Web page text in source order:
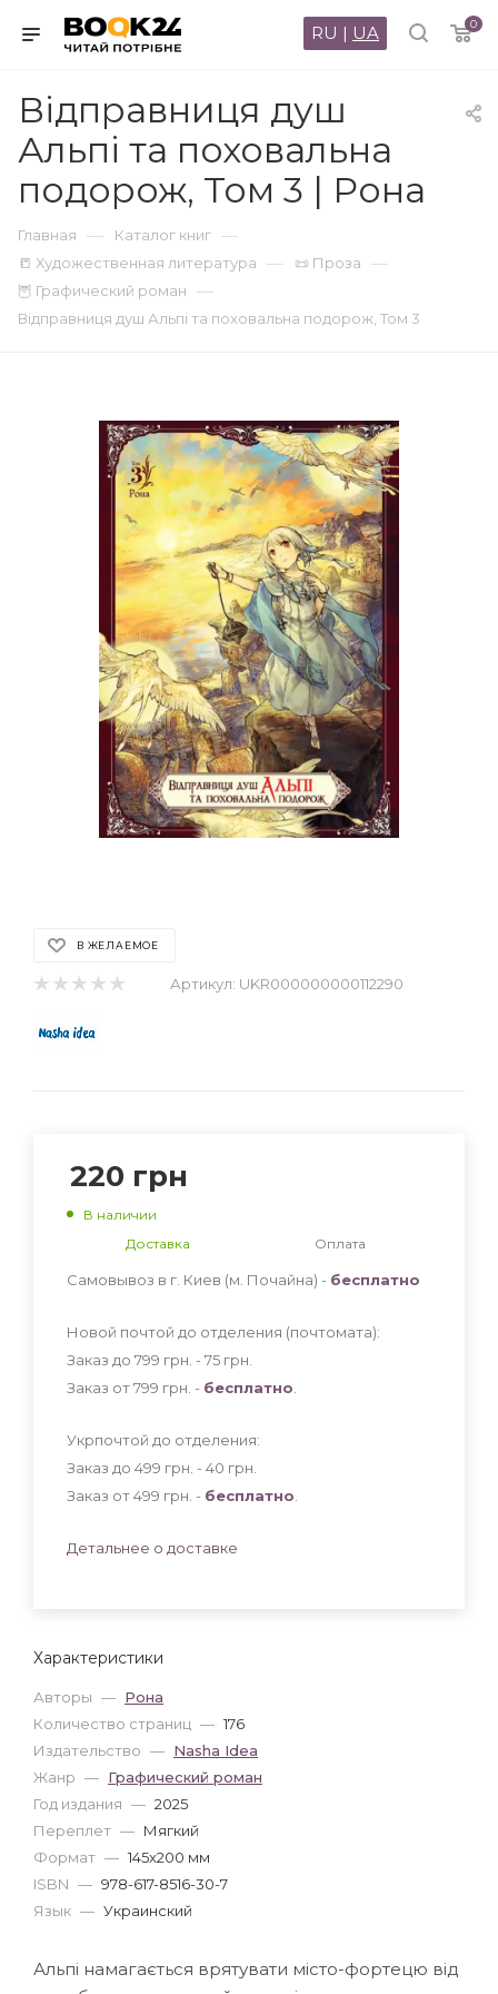
0
RU | UA
Відправниця душ
Альпі та поховальна
подорож, Том 3 | Рона
Главная — Каталог книг —
📒 Художественная литература — 📜 Проза —
🦉 Графический роман —
Відправниця душ Альпі та поховальна подорож, Том 3
В ЖЕЛАЕМОЕ
Артикул: UKR000000000112290
Характеристики
Авторы — Рона
Количество страниц — 176
Издательство — Nasha Idea
Жанр — Графический роман
Год издания — 2025
Переплет — Мягкий
Формат — 145x200 мм
ISBN — 978-617-8516-30-7
Язык — Украинский
220 грн
В наличии
Доставка
Оплата
Самовывоз в г. Киев (м. Почайна) - бесплатно
Новой почтой до отделения (почтомата):
Заказ до 799 грн. - 75 грн
Заказ от 799 грн. - бесплатно
Укрпочтой до отделения:
Заказ до 499 грн. - 40 грн
Заказ от 499 грн. - бесплатно
Детальнее о доставке
Альпі намагається врятувати місто-фортецю від